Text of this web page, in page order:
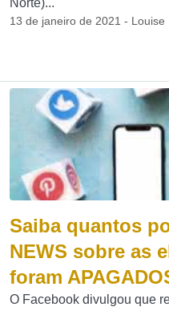
Norte)...
13 de janeiro de 2021 - Louise
Saiba quantos
NEWS sobre as
foram
O Facebook divulgou que